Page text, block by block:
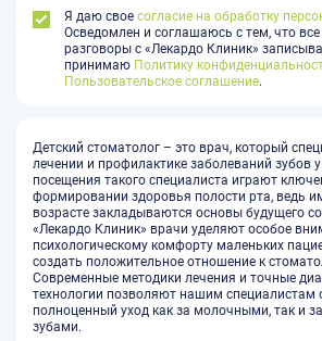
Я даю свое согласие на обработку
Осведомлен и соглашаюсь с тем, что
разговоры с «Лекардо Клиник»
принимаю Политику
Пользовательское соглашение.
Детский стоматолог – это врач, который
лечении и профилактике заболеваний зубов
посещения такого специалиста играют
формировании здоровья полости рта, ведь
возрасте закладываются основы будущего
«Лекардо Клиник» врачи уделяют особое
психологическому комфорту маленьких
создать положительное отношение к
Современные методики лечения и точные
технологии позволяют нашим специалистам
полноценный уход как за молочными, так и
зубами.